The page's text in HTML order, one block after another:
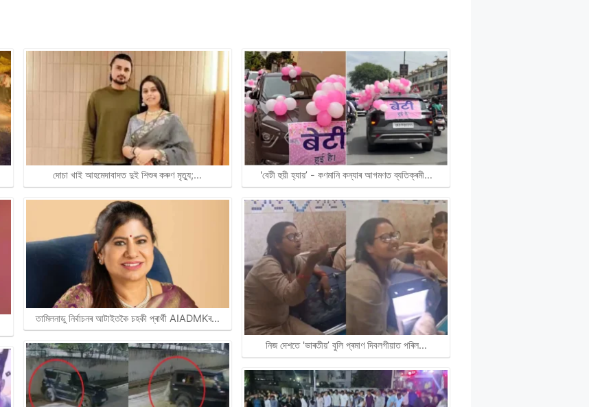
দোচা খাই আহমেদাবাদত দুই শিশুৰ কৰুণ মৃত্যু;…
তামিলনাডু নিৰ্বাচনৰ আটাইতকৈ চহকী প্ৰাৰ্থী AIADMKৰ…
'বেটী হুয়ী হ্যায়’ - কণমানি কন্যাৰ আগমণত ব্যতিক্ৰমী…
নিজ দেশতে 'ভাৰতীয়’ বুলি প্ৰমাণ দিবলগীয়াত পৰিল…